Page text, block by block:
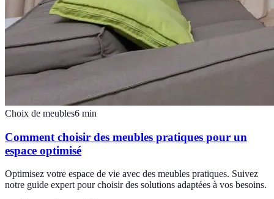
Choix de meubles6 min
Comment choisir des meubles pratiques pour un
espace optimisé
Optimisez votre espace de vie avec des meubles pratiques. Suivez
notre guide expert pour choisir des solutions adaptées à vos besoins.